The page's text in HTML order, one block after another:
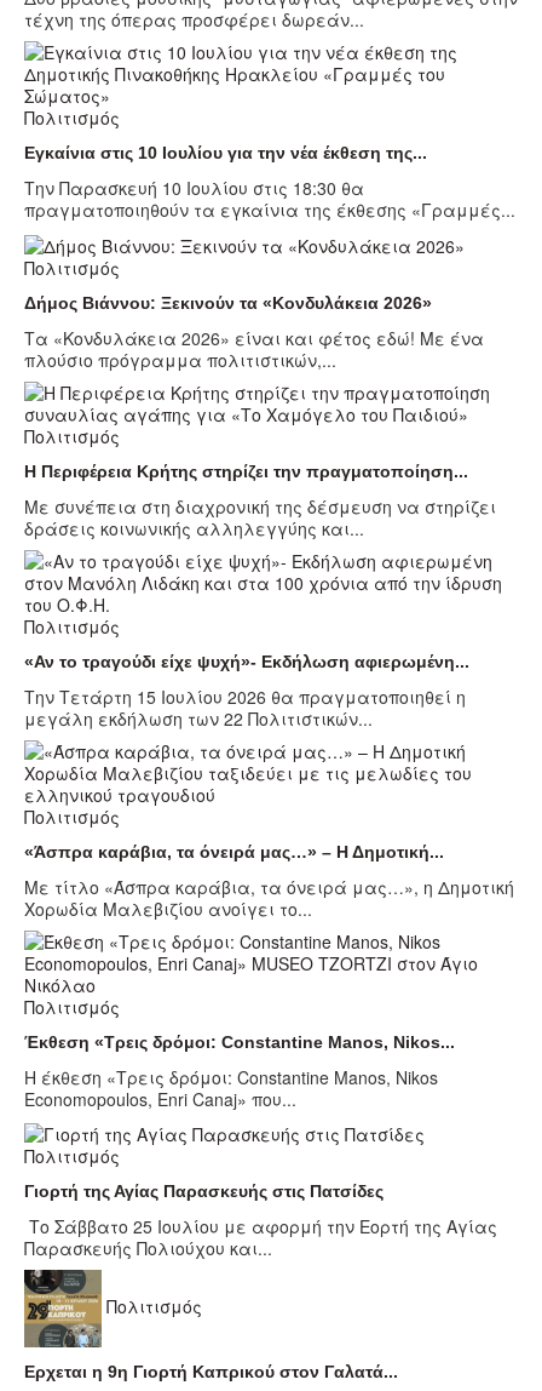
τέχνη της όπερας προσφέρει δωρεάν...
Πολιτισμός
Εγκαίνια στις 10 Ιουλίου για την νέα έκθεση της...
Την Παρασκευή 10 Ιουλίου στις 18:30 θα
πραγματοποιηθούν τα εγκαίνια της έκθεσης «Γραμμές...
Πολιτισμός
Δήμος Βιάννου: Ξεκινούν τα «Κονδυλάκεια 2026»
Τα «Κονδυλάκεια 2026» είναι και φέτος εδώ! Με ένα
πλούσιο πρόγραμμα πολιτιστικών,...
Πολιτισμός
Η Περιφέρεια Κρήτης στηρίζει την πραγματοποίηση...
Με συνέπεια στη διαχρονική της δέσμευση να στηρίζει
δράσεις κοινωνικής αλληλεγγύης και...
Πολιτισμός
«Αν το τραγούδι είχε ψυχή»- Εκδήλωση αφιερωμένη...
Την Τετάρτη 15 Ιουλίου 2026 θα πραγματοποιηθεί η
μεγάλη εκδήλωση των 22 Πολιτιστικών...
Πολιτισμός
«Άσπρα καράβια, τα όνειρά μας…» – Η Δημοτική...
Με τίτλο «Άσπρα καράβια, τα όνειρά μας…», η Δημοτική
Χορωδία Μαλεβιζίου ανοίγει το...
Πολιτισμός
Έκθεση «Τρεις δρόμοι: Constantine Manos, Nikos...
Η έκθεση «Τρεις δρόμοι: Constantine Manos, Nikos
Economopoulos, Enri Canaj» που...
Πολιτισμός
Γιορτή της Αγίας Παρασκευής στις Πατσίδες
Το Σάββατο 25 Ιουλίου με αφορμή την Εορτή της Αγίας
Παρασκευής Πολιούχου και...
Πολιτισμός
Ερχεται η 9η Γιορτή Καπρικού στον Γαλατά...